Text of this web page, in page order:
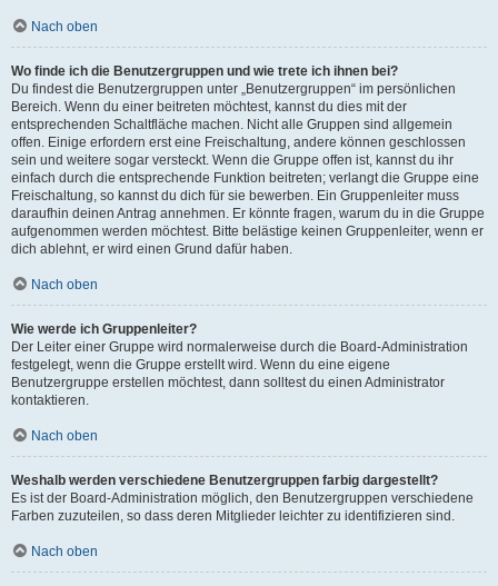
Nach oben
Wo finde ich die Benutzergruppen und wie trete ich ihnen bei?
Du findest die Benutzergruppen unter „Benutzergruppen“ im persönlichen
Bereich. Wenn du einer beitreten möchtest, kannst du dies mit der
entsprechenden Schaltfläche machen. Nicht alle Gruppen sind allgemein
offen. Einige erfordern erst eine Freischaltung, andere können geschlossen
sein und weitere sogar versteckt. Wenn die Gruppe offen ist, kannst du ihr
einfach durch die entsprechende Funktion beitreten; verlangt die Gruppe eine
Freischaltung, so kannst du dich für sie bewerben. Ein Gruppenleiter muss
daraufhin deinen Antrag annehmen. Er könnte fragen, warum du in die Gruppe
aufgenommen werden möchtest. Bitte belästige keinen Gruppenleiter, wenn er
dich ablehnt, er wird einen Grund dafür haben.
Nach oben
Wie werde ich Gruppenleiter?
Der Leiter einer Gruppe wird normalerweise durch die Board-Administration
festgelegt, wenn die Gruppe erstellt wird. Wenn du eine eigene
Benutzergruppe erstellen möchtest, dann solltest du einen Administrator
kontaktieren.
Nach oben
Weshalb werden verschiedene Benutzergruppen farbig dargestellt?
Es ist der Board-Administration möglich, den Benutzergruppen verschiedene
Farben zuzuteilen, so dass deren Mitglieder leichter zu identifizieren sind.
Nach oben